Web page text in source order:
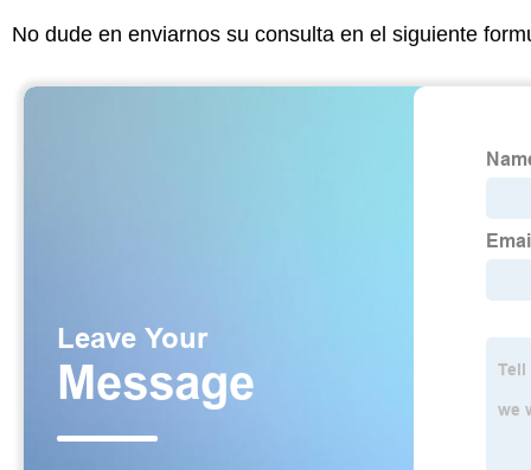
No dude en enviarnos su consulta en el siguiente